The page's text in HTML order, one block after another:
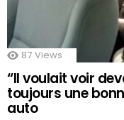
87 Views
“Il voulait voir
toujours une
auto